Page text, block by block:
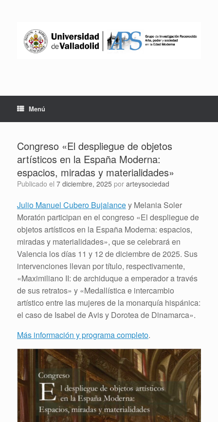
Menú
Congreso «El despliegue de objetos
artísticos en la España Moderna:
espacios, miradas y materialidades»
Publicado el 7 diciembre, 2025 por arteysociedad
Julio Manuel Cubero Bujalancey Melania Soler
Moratón participan en el congreso «El despliegue de
objetos artísticos en la España Moderna: espacios,
miradas y materialidades», que se celebrará en
Valencia los días 11 y 12 de diciembre de 2025. Sus
intervenciones llevan por título, respectivamente,
«Maximiliano II: de archiduque a emperador a través
de sus retratos» y «Medallística e intercambio
artístico entre las mujeres de la monarquía hispánica:
el caso de Isabel de Avis y Dorotea de Dinamarca».
Más información y programa completo.